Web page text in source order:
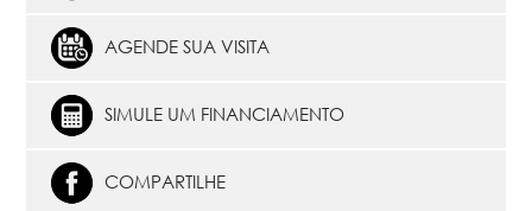
AGENDE SUA VISITA
SIMULE UM FINANCIAMENTO
COMPARTILHE